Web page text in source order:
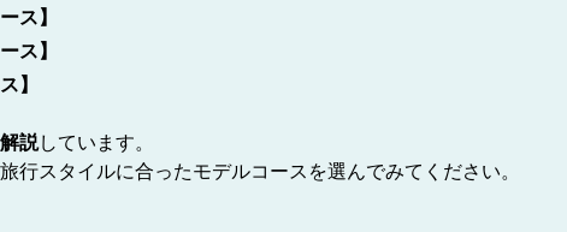
ス】
ス】
】
説しています。
スタイルに合ったモデルコースを選んでみてください。